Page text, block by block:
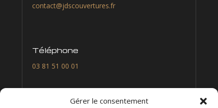
Gérer le consentement
contact@jdscouvertures.fr
Téléphone
03 81 51 00 01
Nous suivre